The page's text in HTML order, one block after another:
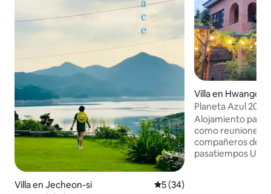
Villa en Jecheon-si Calificación promedio: 5 de
5 (34)
Villa en Hwango-
gju
Planeta Azul 201
Alojamiento para
como reuniones
compañeros de
pasatiempos Un anfitrión que es alfarero